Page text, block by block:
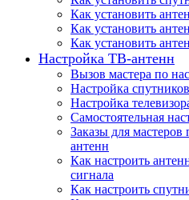
Как установить
Как установить
Как установить
Настройка ТВ-антенн
Вызов мастера по
Настройка
Настройка
Самостоятельная
Заказы для
антенн
Как настроить
сигнала
Как настроить